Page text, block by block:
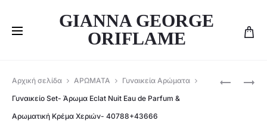
GIANNA GEORGE
ORIFLAME
ΑΝΔΡΙΚΌ
ORIFLAME
Αρχική σελίδα ΑΡΩΜΑΤΑ
Γυναικεία Αρώματα
Γυναικείο Set- Άρωμα Eclat Nuit Eau de Parfum &
Αρωματική Κρέμα Χεριών- 40788+43666